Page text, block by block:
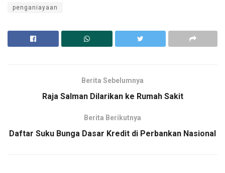
penganiayaan
Berita Sebelumnya
Raja Salman Dilarikan ke Rumah Sakit
Berita Berikutnya
Daftar Suku Bunga Dasar Kredit di Perbankan Nasional